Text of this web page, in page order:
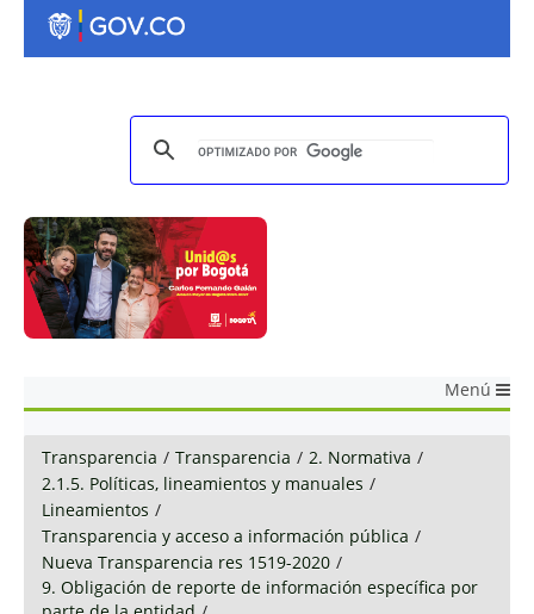
Menú
Transparencia / Transparencia / 2. Normativa /
2.1.5. Políticas, lineamientos y manuales /
Lineamientos /
Transparencia y acceso a información pública /
Nueva Transparencia res 1519-2020 /
9. Obligación de reporte de información específica por